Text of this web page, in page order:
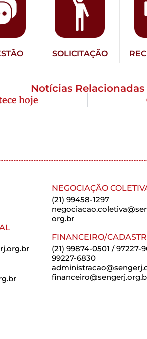
SOLICITAÇÃO
Notícias Relacionadas
hoje
NEGOCIAÇÃO
(21) 99458-1297
org.br
FINANCEIRO/
(21) 99874-0501 / 97227-
99227-6830